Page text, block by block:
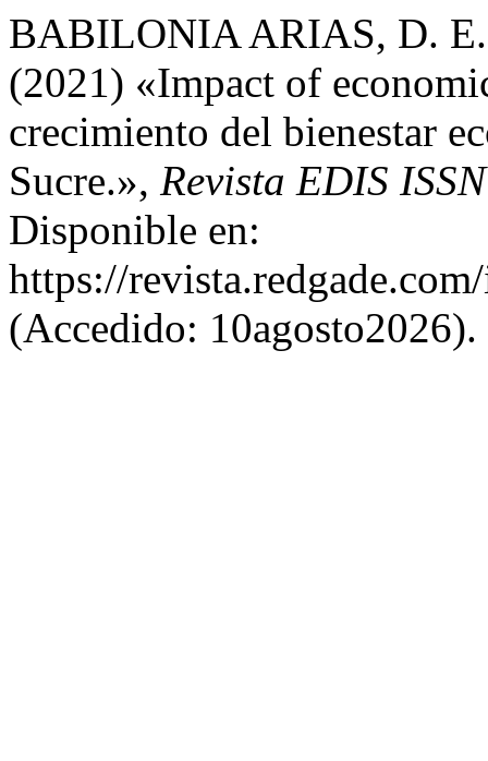
BABILONIA ARIAS, D.
(2021) «Impact of
crecimiento del bienestar
Sucre.», Revista EDIS
Disponible en:
https://
(Accedido: 10agosto2026).